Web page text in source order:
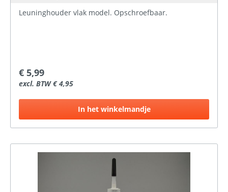
Leuninghouder vlak model. Opschroefbaar.
€ 5,99
excl. BTW € 4,95
In het winkelmandje